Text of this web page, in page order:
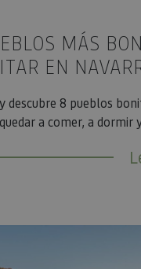
MÁS
EN
descubre 8 pueblos
a comer, a dormir
este Puente de